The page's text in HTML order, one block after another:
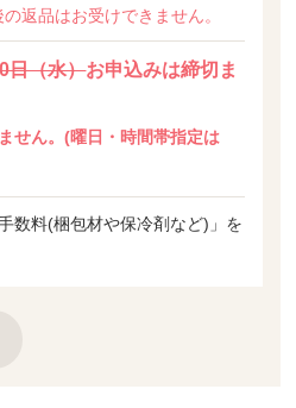
返品はお受けできません。
日（水）お申込みは締切ま
せん。(曜日・時間帯指定は
数料(梱包材や保冷剤など)」を